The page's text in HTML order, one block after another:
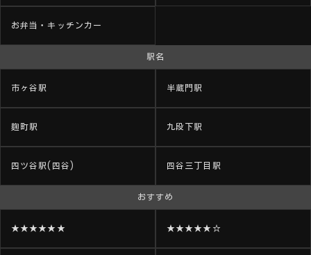
お弁当・キッチンカー
駅名
市ヶ谷駅 半蔵門駅
麹町駅 九段下駅
四ツ谷駅(四谷) 四谷三丁目駅
おすすめ
★★★★★★ ★★★★★☆